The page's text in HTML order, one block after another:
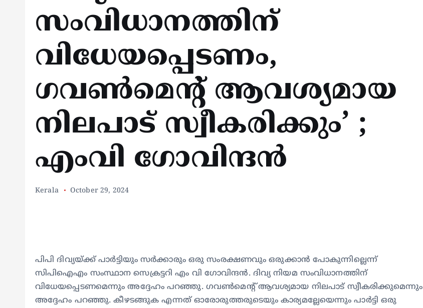
സംവിധാനത്തിന്
വിധേയപ്പെടണം,
ഗവണ്‍മെന്റ് ആവശ്യമായ
നിലപാട് സ്വീകരിക്കും’ ;
എംവി ഗോവിന്ദന്‍
Kerala October 29, 2024
പിപി ദിവ്യയ്ക്ക് പാര്‍ട്ടിയും സര്‍ക്കാരും ഒരു സംരക്ഷണവും ഒരുക്കാന്‍ പോകുന്നില്ലെന്ന്
സിപിഐഎം സംസ്ഥാന സെക്രട്ടറി എം വി ഗോവിന്ദന്‍. ദിവ്യ നിയമ സംവിധാനത്തിന്
വിധേയപ്പെടണമെന്നും അദ്ദേഹം പറഞ്ഞു. ഗവണ്‍മെന്റ് ആവശ്യമായ നിലപാട് സ്വീകരിക്കുമെന്നും
അദ്ദേഹം പറഞ്ഞു. കീഴടങ്ങുക എന്നത് ഓരോരുത്തരുടെയും കാര്യമല്ലേയെന്നും പാര്‍ട്ടി ഒരു